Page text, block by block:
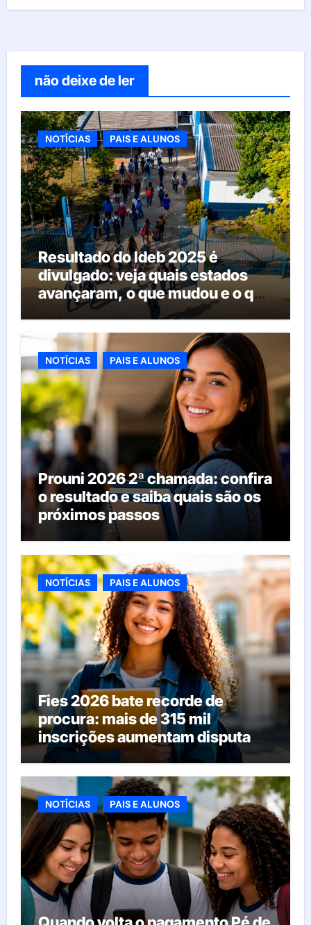
não deixe de ler
NOTÍCIAS PAIS E ALUNOS
Resultado do Ideb 2025 é
divulgado: veja quais estados
avançaram, o que mudou e o que
esperar da educação brasileira
NOTÍCIAS PAIS E ALUNOS
Prouni 2026 2ª chamada: confira
o resultado e saiba quais são os
próximos passos
NOTÍCIAS PAIS E ALUNOS
Fies 2026 bate recorde de
procura: mais de 315 mil
inscrições aumentam disputa
pelas vagas; veja o que acontece
agora
NOTÍCIAS PAIS E ALUNOS